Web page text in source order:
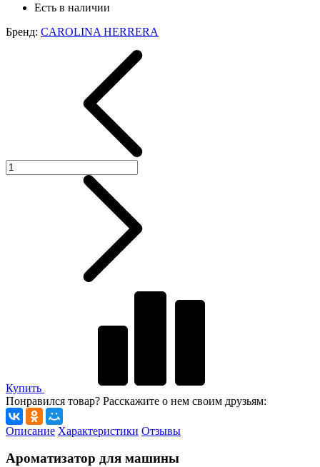
Есть в наличии
Бренд: CAROLINA HERRERA
Купить
Понравился товар? Расскажите о нем своим друзьям:
Описание Характеристики Отзывы
Ароматизатор для машины